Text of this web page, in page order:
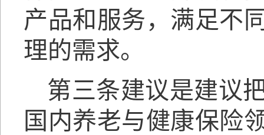
产品和服务，满足不
理的需求。
第三条建议是建议
国内养老与健康保险